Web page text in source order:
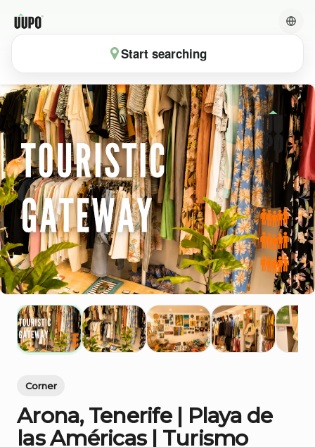
Start searching
Corner
Arona​,​ Tenerife | Playa de
lasAméricas | Turismo